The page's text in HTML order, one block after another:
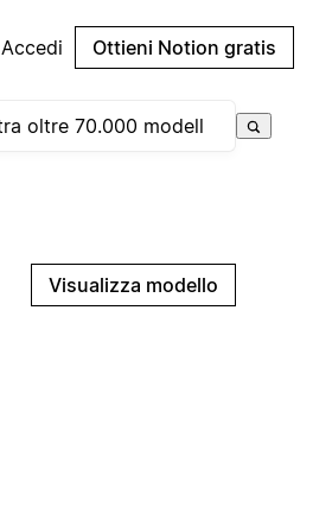
Accedi Ottieni Notion gratis
Visualizza modello